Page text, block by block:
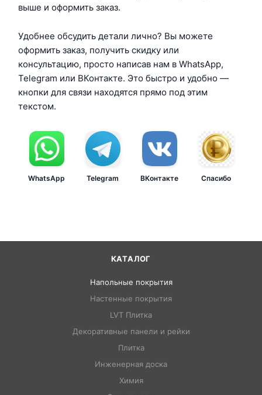
выше и оформить заказ.
Удобнее обсудить детали лично? Вы можете
оформить заказ, получить скидку или
консультацию, просто написав нам в WhatsApp,
Telegram или ВКонтакте. Это быстро и удобно —
кнопки для связи находятся прямо под этим
текстом.
WhatsApp Telegram ВКонтакте Спасибо
КАТАЛОГ
Напольные покрытия
Настенные покрытия
LVT Плитка
Декоративные панели и рейки
Плитка
Инженерная доска
Химия